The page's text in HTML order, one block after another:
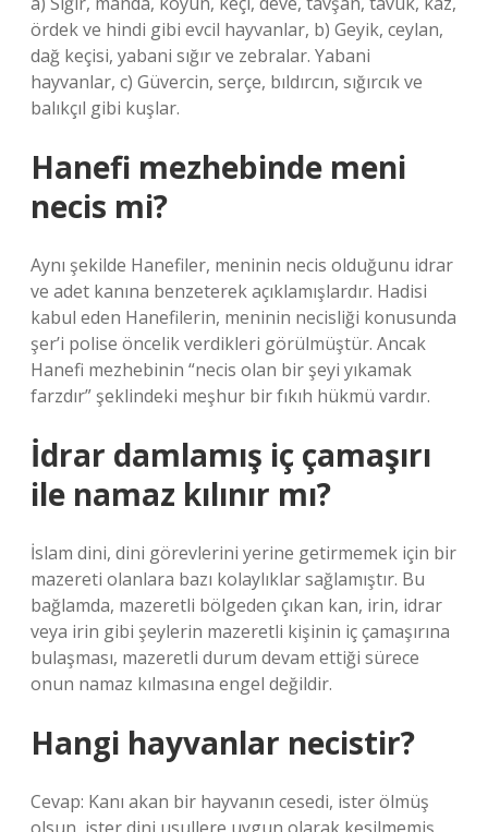
ördek ve hindi gibi evcil hayvanlar, b) Geyik, ceylan,
dağ keçisi, yabani sığır ve zebralar. Yabani
hayvanlar, c) Güvercin, serçe, bıldırcın, sığırcık ve
balıkçıl gibi kuşlar.
Hanefi mezhebinde meni
necis mi?
Aynı şekilde Hanefiler, meninin necis olduğunu idrar
ve adet kanına benzeterek açıklamışlardır. Hadisi
kabul eden Hanefilerin, meninin necisliği konusunda
şer’i polise öncelik verdikleri görülmüştür. Ancak
Hanefi mezhebinin “necis olan bir şeyi yıkamak
farzdır” şeklindeki meşhur bir fıkıh hükmü vardır.
İdrar damlamış iç çamaşırı
ile namaz kılınır mı?
İslam dini, dini görevlerini yerine getirmemek için bir
mazereti olanlara bazı kolaylıklar sağlamıştır. Bu
bağlamda, mazeretli bölgeden çıkan kan, irin, idrar
veya irin gibi şeylerin mazeretli kişinin iç çamaşırına
bulaşması, mazeretli durum devam ettiği sürece
onun namaz kılmasına engel değildir.
Hangi hayvanlar necistir?
Cevap: Kanı akan bir hayvanın cesedi, ister ölmüş